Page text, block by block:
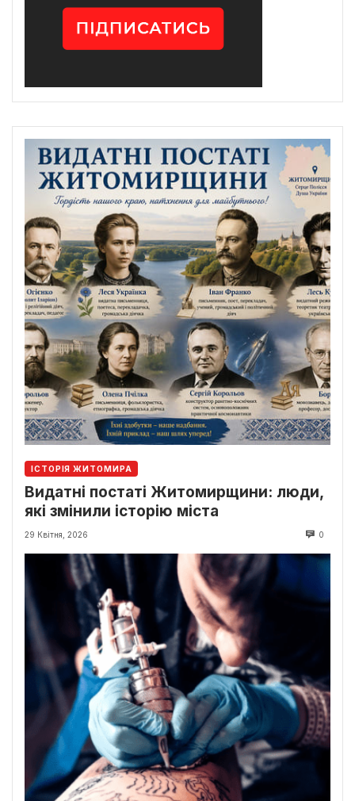
ІСТОРІЯ ЖИТОМИРА
Видатні постаті Житомирщини: люди,
які змінили історію міста
29 Квітня, 2026 0